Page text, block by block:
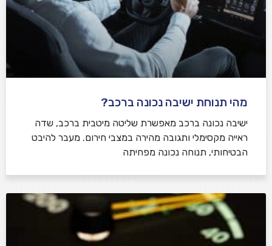
מהי תנוחת ישיבה נכונה ברכב?
ישיבה נכונה ברכב מאפשרת שליטה מיטבית ברכב, שדה
ראייה מקסימלי ותגובה מהירה במצבי חירום. מעבר להיבט
הבטיחותי, תנוחה נכונה מפחיתה